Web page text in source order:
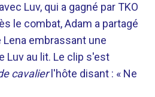
Luv, qui a gagné par TKO
le combat, Adam a partagé
Lena embrassant une
Luv au lit. Le clip s'est
cavalierl'hôte disant : « Ne